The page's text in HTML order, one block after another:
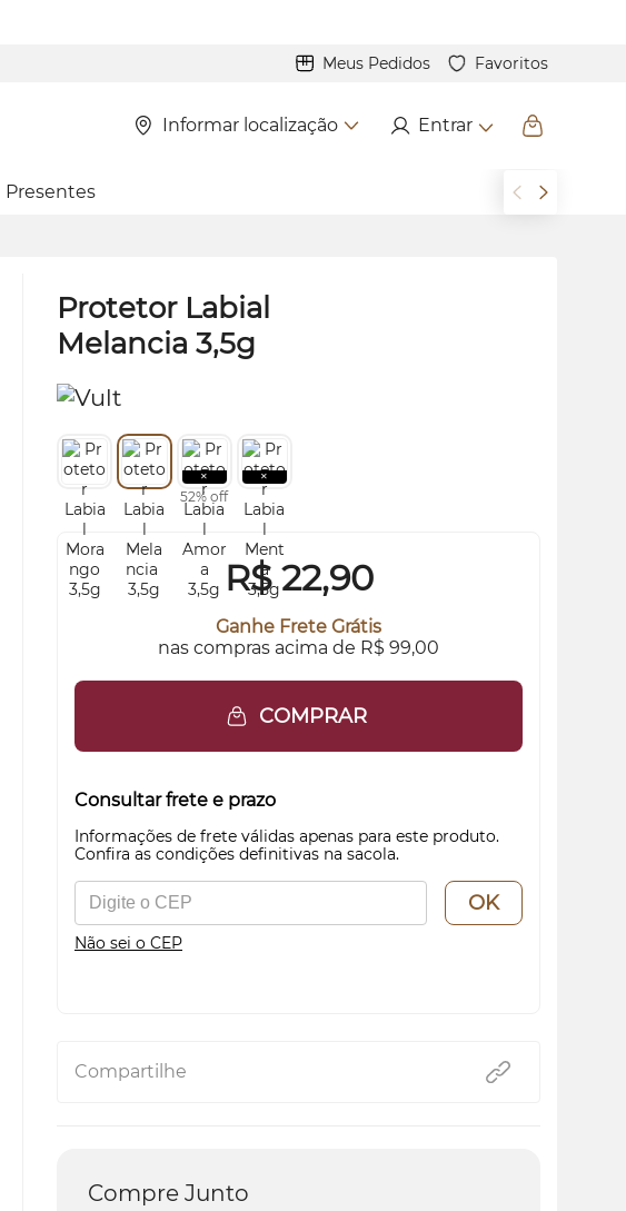
Meus Pedidos Favoritos
Informar localização Entrar
Presentes
Protetor Labial
Melancia 3,5g
52% off
R$22,90
Ganhe Frete Grátis
nas compras acima de R$ 99,00
COMPRAR
Consultar frete e prazo
Informações de frete válidas apenas para este produto.
Confira as condições definitivas na sacola.
OK
Não sei o CEP
Compartilhe
Compre Junto